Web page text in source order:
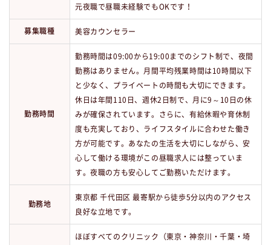
元夜職で昼職未経験でもOKです！
募集職種 美容カウンセラー
勤務時間
勤務時間は09:00から19:00までのシフト制で、夜間
勤務はありません。月間平均残業時間は10時間以下
と少なく、プライベートの時間も大切にできます。
休日は年間110日、週休2日制で、月に9～10日の休
みが確保されています。さらに、有給休暇や育休制
度も充実しており、ライフスタイルに合わせた働き
方が可能です。あなたの生活を大切にしながら、安
心して働ける環境がこの昼職求人には整っていま
す。夜職の方も安心してご勤務いただけます。
勤務地
東京都 千代田区 最寄駅から徒歩5分以内のアクセス
良好な立地です。
ほぼすべてのクリニック（東京・神奈川・千葉・埼